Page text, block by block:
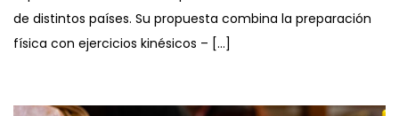
de distintos países. Su propuesta combina la preparación
física con ejercicios kinésicos – […]